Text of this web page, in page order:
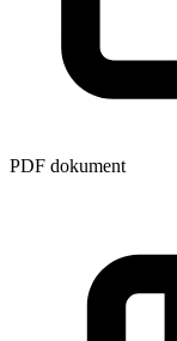
PDF dokument